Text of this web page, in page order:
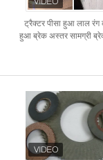
ट्रैक्टर पीसा हुआ लाल रंग
हुआ ब्रेक अस्तर सामग्री